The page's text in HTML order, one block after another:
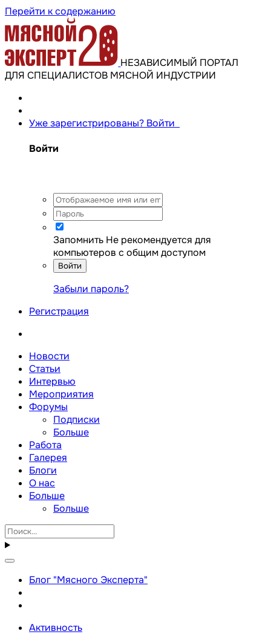
Перейти к содержанию
НЕЗАВИСИМЫЙ ПОРТАЛ
ДЛЯ СПЕЦИАЛИСТОВ МЯСНОЙ ИНДУСТРИИ
Уже зарегистрированы? Войти
Войти
Запомнить Не рекомендуется для
компьютеров с общим доступом
Войти
Забыли пароль?
Регистрация
Новости
Статьи
Интервью
Мероприятия
Форумы
Подписки
Больше
Работа
Галерея
Блоги
О нас
Больше
Больше
Блог "Мясного Эксперта"
Активность